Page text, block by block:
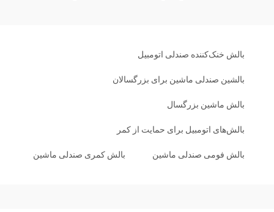
بالش خنک‌کننده صندلی اتومبیل
بالشین صندلی ماشین برای بزرگسالان
بالش ماشین بزرگسال
بالش‌های اتومبیل برای حمایت از کمر
بالش فومی صندلی ماشین بالش کمری صندلی ماشین